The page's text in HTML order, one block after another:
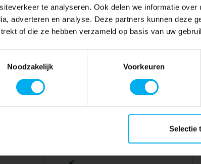
te analyseren. Ook delen we informatie
adverteren en analyse. Deze partners kunnen deze
of die ze hebben verzameld op basis van uw
Noodzakelijk
Voorkeuren
Selectie